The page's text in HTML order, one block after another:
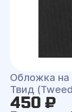
Обложка на
Твид
450 ₽